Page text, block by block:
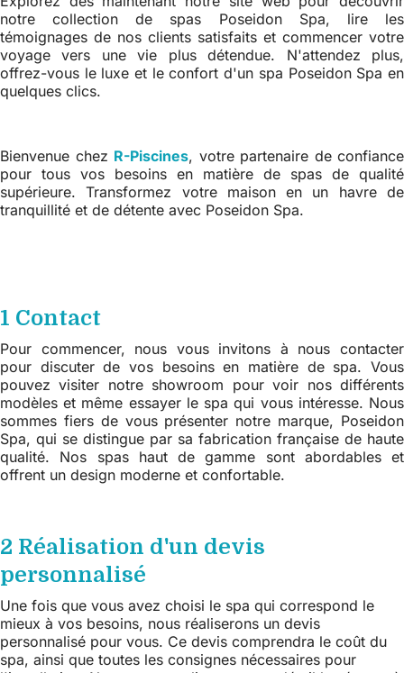
notre collection de spas Poseidon Spa, lire les
témoignages de nos clients satisfaits et commencer votre
voyage vers une vie plus détendue. N'attendez plus,
offrez-vous le luxe et le confort d'un spa Poseidon Spa en
quelques clics.
Bienvenue chez R-Piscines, votre partenaire de confiance
pour tous vos besoins en matière de spas de qualité
supérieure. Transformez votre maison en un havre de
tranquillité et de détente avec Poseidon Spa.
1 Contact
Pour commencer, nous vous invitons à nous contacter
pour discuter de vos besoins en matière de spa. Vous
pouvez visiter notre showroom pour voir nos différents
modèles et même essayer le spa qui vous intéresse. Nous
sommes fiers de vous présenter notre marque, Poseidon
Spa, qui se distingue par sa fabrication française de haute
qualité. Nos spas haut de gamme sont abordables et
offrent un design moderne et confortable.
2 Réalisation d'un devis
personnalisé
Une fois que vous avez choisi le spa qui correspond le
mieux à vos besoins, nous réaliserons un devis
personnalisé pour vous. Ce devis comprendra le coût du
spa, ainsi que toutes les consignes nécessaires pour